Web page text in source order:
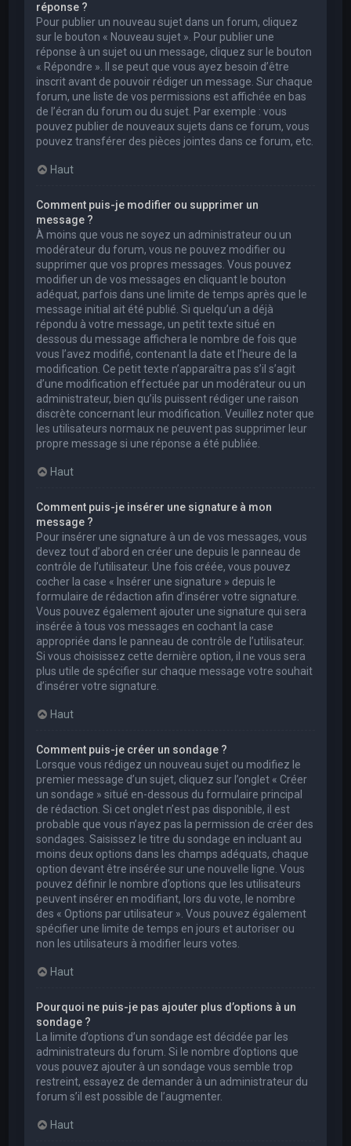
réponse ?
Pour publier un nouveau sujet dans un forum, cliquez
sur le bouton « Nouveau sujet ». Pour publier une
réponse à un sujet ou un message, cliquez sur le bouton
« Répondre ». Il se peut que vous ayez besoin d’être
inscrit avant de pouvoir rédiger un message. Sur chaque
forum, une liste de vos permissions est affichée en bas
de l’écran du forum ou du sujet. Par exemple : vous
pouvez publier de nouveaux sujets dans ce forum, vous
pouvez transférer des pièces jointes dans ce forum, etc.
Haut
Comment puis-je modifier ou supprimer un
message ?
À moins que vous ne soyez un administrateur ou un
modérateur du forum, vous ne pouvez modifier ou
supprimer que vos propres messages. Vous pouvez
modifier un de vos messages en cliquant le bouton
adéquat, parfois dans une limite de temps après que le
message initial ait été publié. Si quelqu’un a déjà
répondu à votre message, un petit texte situé en
dessous du message affichera le nombre de fois que
vous l’avez modifié, contenant la date et l’heure de la
modification. Ce petit texte n’apparaîtra pas s’il s’agit
d’une modification effectuée par un modérateur ou un
administrateur, bien qu’ils puissent rédiger une raison
discrète concernant leur modification. Veuillez noter que
les utilisateurs normaux ne peuvent pas supprimer leur
propre message si une réponse a été publiée.
Haut
Comment puis-je insérer une signature à mon
message ?
Pour insérer une signature à un de vos messages, vous
devez tout d’abord en créer une depuis le panneau de
contrôle de l’utilisateur. Une fois créée, vous pouvez
cocher la case « Insérer une signature » depuis le
formulaire de rédaction afin d’insérer votre signature.
Vous pouvez également ajouter une signature qui sera
insérée à tous vos messages en cochant la case
appropriée dans le panneau de contrôle de l’utilisateur.
Si vous choisissez cette dernière option, il ne vous sera
plus utile de spécifier sur chaque message votre souhait
d’insérer votre signature.
Haut
Comment puis-je créer un sondage ?
Lorsque vous rédigez un nouveau sujet ou modifiez le
premier message d’un sujet, cliquez sur l’onglet « Créer
un sondage » situé en-dessous du formulaire principal
de rédaction. Si cet onglet n’est pas disponible, il est
probable que vous n’ayez pas la permission de créer des
sondages. Saisissez le titre du sondage en incluant au
moins deux options dans les champs adéquats, chaque
option devant être insérée sur une nouvelle ligne. Vous
pouvez définir le nombre d’options que les utilisateurs
peuvent insérer en modifiant, lors du vote, le nombre
des « Options par utilisateur ». Vous pouvez également
spécifier une limite de temps en jours et autoriser ou
non les utilisateurs à modifier leurs votes.
Haut
Pourquoi ne puis-je pas ajouter plus d’options à un
sondage ?
La limite d’options d’un sondage est décidée par les
administrateurs du forum. Si le nombre d’options que
vous pouvez ajouter à un sondage vous semble trop
restreint, essayez de demander à un administrateur du
forum s’il est possible de l’augmenter.
Haut